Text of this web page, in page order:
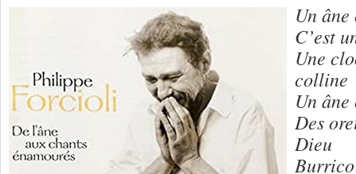
Un âne
C’est
Une
colline
Un âne
Des
Dieu